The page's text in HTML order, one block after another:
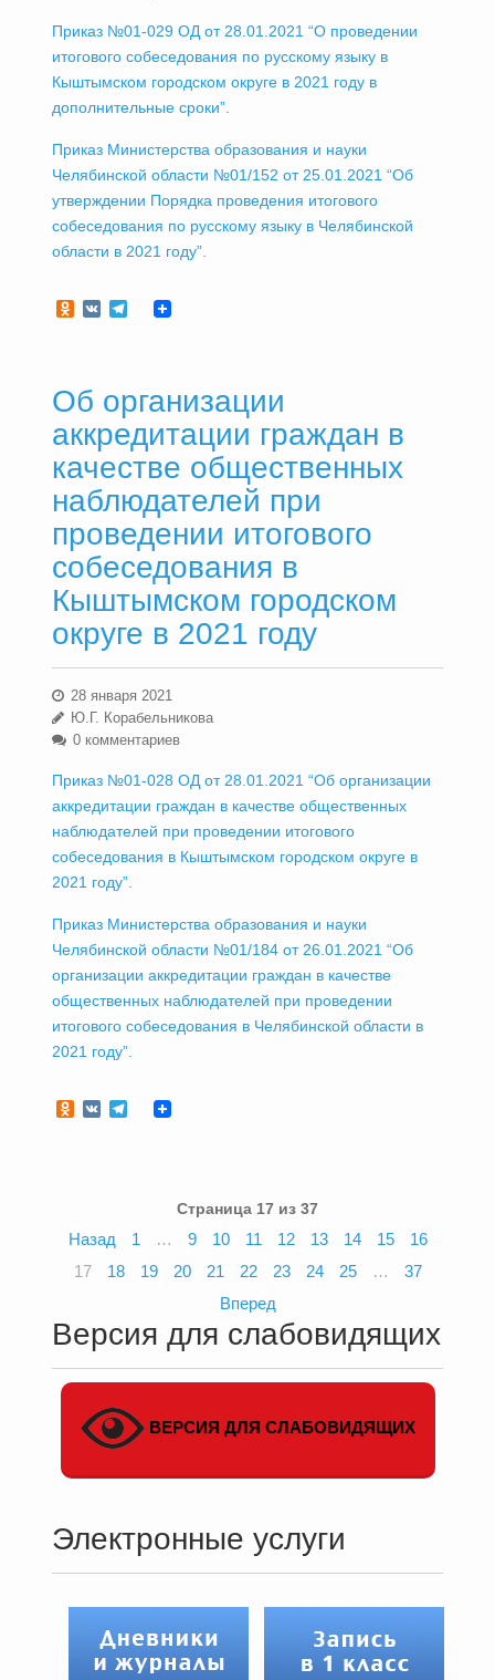
Приказ №01-029 ОД от 28.01.2021 “О проведении
итогового собеседования по русскому языку в
Кыштымском городском округе в 2021 году в
дополнительные сроки”.
Приказ Министерства образования и науки
Челябинской области №01/152 от 25.01.2021 “Об
утверждении Порядка проведения итогового
собеседования по русскому языку в Челябинской
области в 2021 году”.
Odnoklassniki
VKTelegram
Об организации
аккредитации граждан в
качестве общественных
наблюдателей при
проведении итогового
собеседования в
Кыштымском городском
округе в 2021 году
28 января 2021
Ю.Г. Корабельникова
0 комментариев
Приказ №01-028 ОД от 28.01.2021 “Об организации
аккредитации граждан в качестве общественных
наблюдателей при проведении итогового
собеседования в Кыштымском городском округе в
2021 году”.
Приказ Министерства образования и науки
Челябинской области №01/184 от 26.01.2021 “Об
организации аккредитации граждан в качестве
общественных наблюдателей при проведении
итогового собеседования в Челябинской области в
2021 году”.
Odnoklassniki
VKTelegram
Страница 17 из 37
Назад 1 … 9 10 11 12 13 14 15
16
17
18 19 20 21 22 23 24 25 …
37
Вперед
Версия для слабовидящих
ВЕРСИЯ ДЛЯ СЛАБОВИДЯЩИХ
Электронные услуги